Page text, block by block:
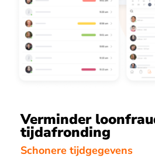
Verminder
tijdafronding
Schonere tijdgegevens